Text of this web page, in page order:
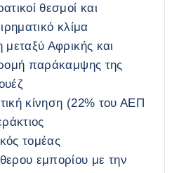
θεσμοί και
κλίμα
μεταξύ Αφρικής και
παράκαμψης της
κίνηση (22% του ΑΕΠ
τομέας
εμπορίου με την